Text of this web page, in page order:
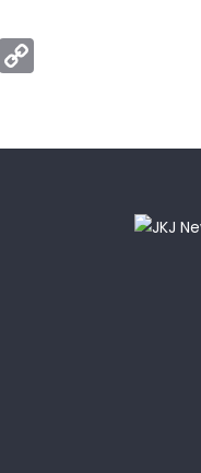
Message